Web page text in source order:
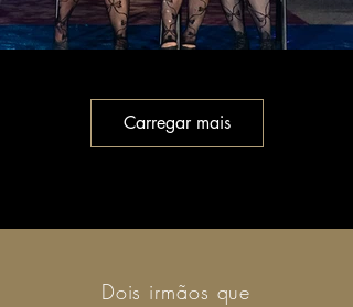
Carregar mais
Dois irmãos que